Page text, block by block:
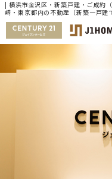
| 横浜市金沢区・新築戸建・ご成
崎・東京都内の不動産（新築一戸
ュリー21ジェイワンホームズ